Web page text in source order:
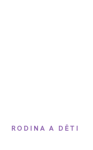
RODINA A DĚTI